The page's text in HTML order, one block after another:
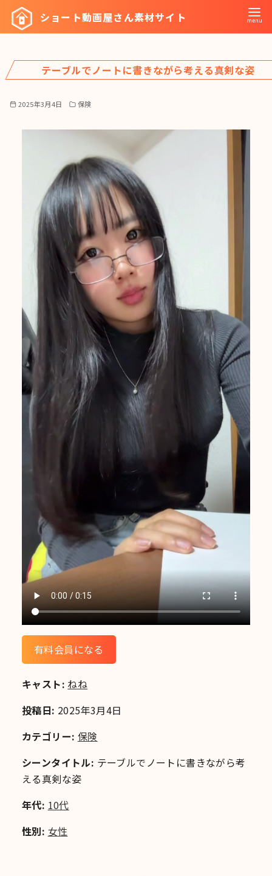
ツ
ショート動画屋さん素材サイト
テーブルでノートに書きながら考える真剣な姿
2025年3月4日 保険
有料会員になる
キャスト: ねね
投稿日: 2025年3月4日
カテゴリー: 保険
シーンタイトル: テーブルでノートに書きながら考
える真剣な姿
年代: 10代
性別: 女性